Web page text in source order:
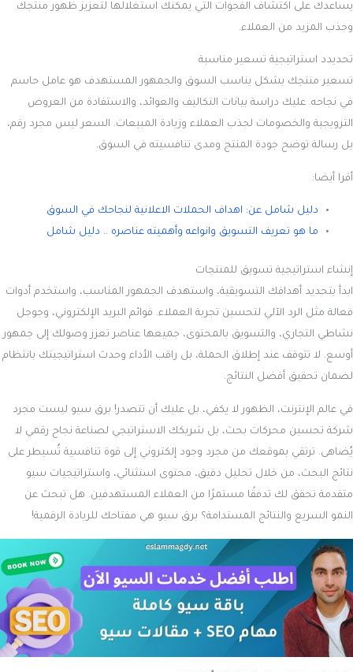
يساعدك على اكتشاف الفجوات التي يمكنك استغلالها لتعزيز ظهور منتجك
وجذب المزيد من العملاء.
تحديدد استراتيجية تسعير مناسبة
تسعير منتجك بشكل يناسب السوق والجمهور المستهدف هو عامل حاسم
في نجاحه. عليك دراسة بيانات التكاليف والعوائد، والاستفادة من العروض
الترويجية والخصومات لجذب العملاء وزيادة المبيعات. السعر ليس مجرد رقم،
بل رسالة توضح جودة المنتج ومدى تنافسيته في السوق.
أقرا أيضا:
دليل شامل عن: اهداف الحملات الاعلانية لنجاحك في السوق
ما هو تعريف التسويق وانواعه وأهميته عناصره .. دليل شامل
إنشاء استراتيجية تسويق للمنتجات
ابدأ بتحديد أهدافك التسويقية، واستهدف الجمهور المناسب، واستخدم أدوات
فعالة مثل الرد الآلي لتحسين تجربة العملاء. قوائم البريد الإلكتروني، وجوجل
نشاطي التجاري، والتسويق بالمحتوى، جميعها عناصر تعزز وصولك إلى جمهور
أوسع. لا تتوقف عند إطلاق الحملة، بل راقب الأداء وحدث استراتيجيتك بانتظام
لضمان تحقيق أفضل النتائج.
في عالم الإنترنت، الظهور لا يكفي، بل عليك أن تتصدر! برق سيو ليست مجرد
شركة تحسين محركات بحث، بل شريكك الاستراتيجي لصناعة نجاح رقمي لا
يُضاهى. ترتقي بموقعك من مجرد وجود إلكتروني إلى قوة تنافسية تُسيطر على
نتائج البحث، من خلال تحليل دقيق، محتوى استثنائي، واستراتيجيات سيو
متقدمة تحقق لك تدفقًا مستمرًا من العملاء المستهدفين. هل تبحث عن
النمو السريع والنتائج المستدامة؟ برق سيو هي مفتاحك للريادة الرقمية!